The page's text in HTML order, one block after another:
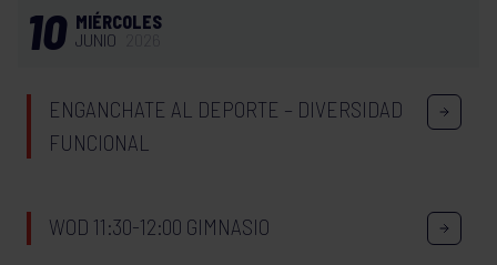
10 MIÉRCOLES
JUNIO
ENGANCHATE AL DEPORTE – DIVERSIDAD
FUNCIONAL
WOD 11:30-12:00 GIMNASIO